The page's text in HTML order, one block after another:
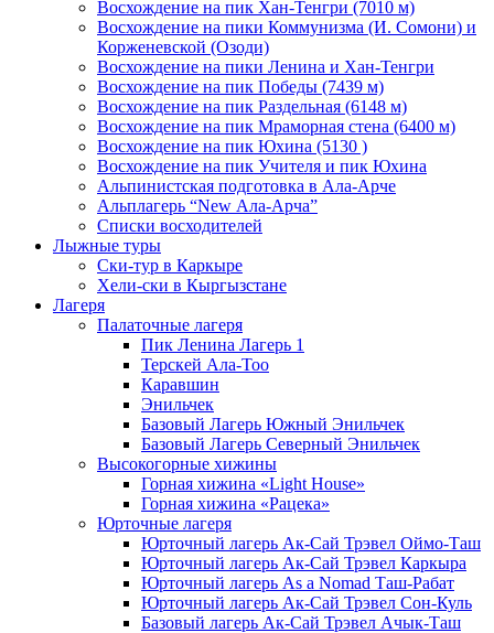
Восхождение на пик Хан-Тенгри (7010 м)
Восхождение на пики Коммунизма (И. Сомони) и
Корженевской (Озоди)
Восхождение на пики Ленина и Хан-Тенгри
Восхождение на пик Победы (7439 м)
Восхождение на пик Раздельная (6148 м)
Восхождение на пик Мраморная стена (6400 м)
Восхождение на пик Юхина (5130 )
Восхождение на пик Учителя и пик Юхина
Альпинистская подготовка в Ала-Арче
Альплагерь “New Ала-Арча”
Списки восходителей
Лыжные туры
Ски-тур в Каркыре
Хели-ски в Кыргызстане
Лагеря
Палаточные лагеря
Пик Ленина Лагерь 1
Терскей Ала-Тоо
Каравшин
Энильчек
Базовый Лагерь Южный Энильчек
Базовый Лагерь Северный Энильчек
Высокогорные хижины
Горная хижина «Light House»
Горная хижина «Рацека»
Юрточные лагеря
Юрточный лагерь Ак-Сай Трэвел Оймо-Таш
Юрточный лагерь Ак-Сай Трэвел Каркыра
Юрточный лагерь As a Nomad Таш-Рабат
Юрточный лагерь Ак-Сай Трэвел Сон-Куль
Базовый лагерь Ак-Сай Трэвел Ачык-Таш